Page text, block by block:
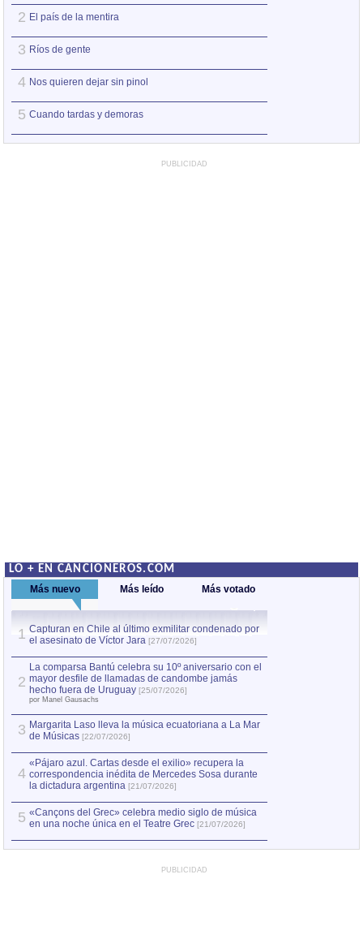
2 El país de la mentira
3 Ríos de gente
4 Nos quieren dejar sin pinol
5 Cuando tardas y demoras
PUBLICIDAD
LO + EN CANCIONEROS.COM
Más nuevo Más leído Más votado
1 Capturan en Chile al último exmilitar condenado por
el asesinato de Víctor Jara [27/07/2026]
2
La comparsa Bantú celebra su 10º aniversario con el
mayor desfile de llamadas de candombe jamás
hecho fuera de Uruguay [25/07/2026]
por Manel Gausachs
3 Margarita Laso lleva la música ecuatoriana a La Mar
de Músicas [22/07/2026]
4
«Pájaro azul. Cartas desde el exilio» recupera la
correspondencia inédita de Mercedes Sosa durante
la dictadura argentina [21/07/2026]
5 «Cançons del Grec» celebra medio siglo de música
en una noche única en el Teatre Grec [21/07/2026]
PUBLICIDAD